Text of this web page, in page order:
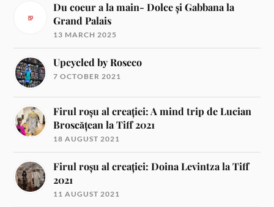
Du coeur a la main- Dolce și Gabbana la
Grand Palais
13 MARCH 2025
Upcycled by Roseco
7 OCTOBER 2021
Firul roșu al creației: A mind trip de Lucian
Broscățean la Tiff 2021
18 AUGUST 2021
Firul roșu al creației: Doina Levintza la Tiff
2021
11 AUGUST 2021